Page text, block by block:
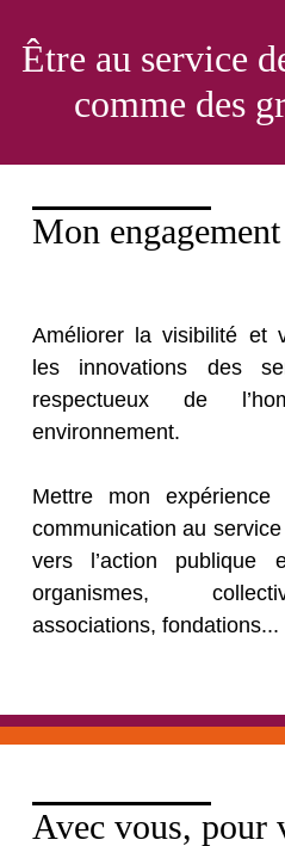
Simine Namdar ∙
communication
Être au service
comme des
Mon engagement
Améliorer la visibilité et
les innovations des
respectueux de
environnement.
Mettre mon
communication au
vers l’action publique
organismes,
associations, fondations...
Avec vous, pour